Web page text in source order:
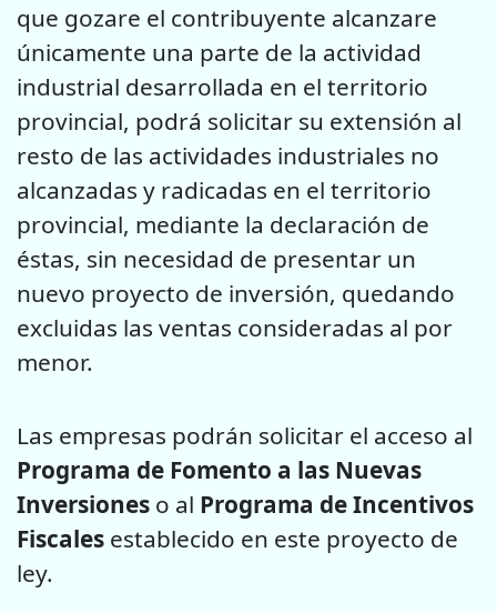
que gozare el contribuyente alcanzare
únicamente una parte de la actividad
industrial desarrollada en el territorio
provincial, podrá solicitar su extensión al
resto de las actividades industriales no
alcanzadas y radicadas en el territorio
provincial, mediante la declaración de
éstas, sin necesidad de presentar un
nuevo proyecto de inversión, quedando
excluidas las ventas consideradas al por
menor.
Las empresas podrán solicitar el acceso al
Programa de Fomento a las Nuevas
Inversiones o al Programa de Incentivos
Fiscales establecido en este proyecto de
ley.